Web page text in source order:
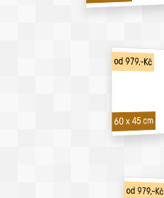
od 979,-Kč
60 x 45 cm
od 979,-Kč